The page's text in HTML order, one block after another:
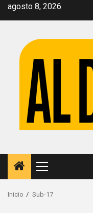
Saltar
agosto 8, 2026
Menú
principal
Inicio Sub-17